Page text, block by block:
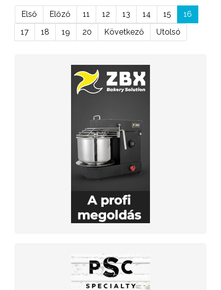
Első Előző 11 12 13 14 15
16
17
18 19 20 Következő Utolsó